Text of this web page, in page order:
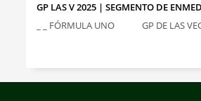
GP LAS V 2025 | SEGMENTO DE
_ _ FÓRMULA UNO GP DE LAS